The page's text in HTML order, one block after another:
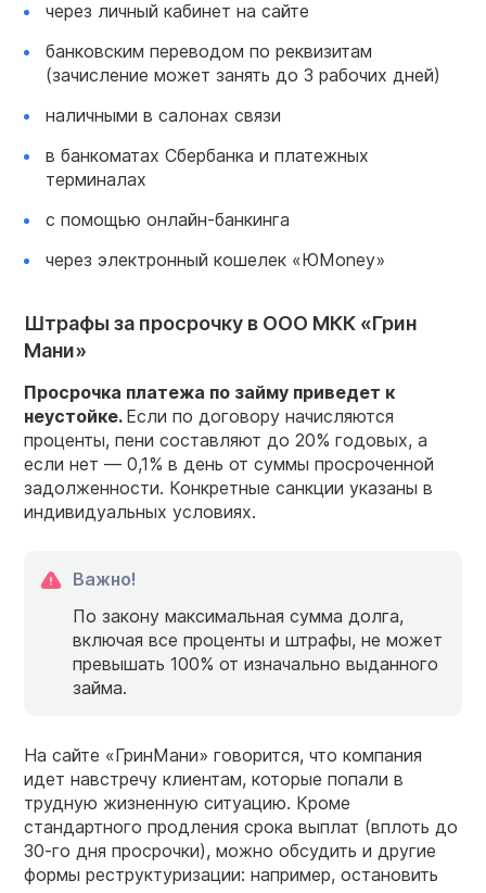
через личный кабинет на сайте
банковским переводом по реквизитам
(зачисление может занять до 3 рабочих дней)
наличными в салонах связи
в банкоматах Сбербанка и платежных
терминалах
с помощью онлайн-банкинга
через электронный кошелек «ЮMoney»
Штрафы за просрочку в ООО МКК «Грин
Мани»
Просрочка платежа по займу приведет к
неустойке. Если по договору начисляются
проценты, пени составляют до 20% годовых, а
если нет — 0,1% в день от суммы просроченной
задолженности. Конкретные санкции указаны в
индивидуальных условиях.
Важно!
По закону максимальная сумма долга,
включая все проценты и штрафы, не может
превышать 100% от изначально выданного
займа.
На сайте «ГринМани» говорится, что компания
идет навстречу клиентам, которые попали в
трудную жизненную ситуацию. Кроме
стандартного продления срока выплат (вплоть до
30-го дня просрочки), можно обсудить и другие
формы реструктуризации: например, остановить